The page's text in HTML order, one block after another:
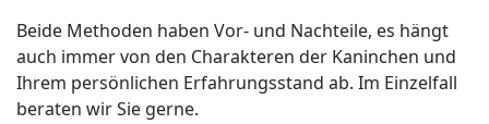
Beide Methoden haben Vor- und Nachteile, es hängt
auch immer von den Charakteren der Kaninchen und
Ihrem persönlichen Erfahrungsstand ab. Im Einzelfall
beraten wir Sie gerne.